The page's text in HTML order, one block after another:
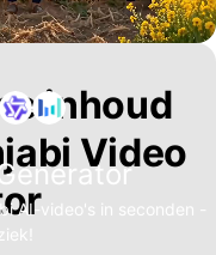
AI-video's in seconden -
inhoud
Video